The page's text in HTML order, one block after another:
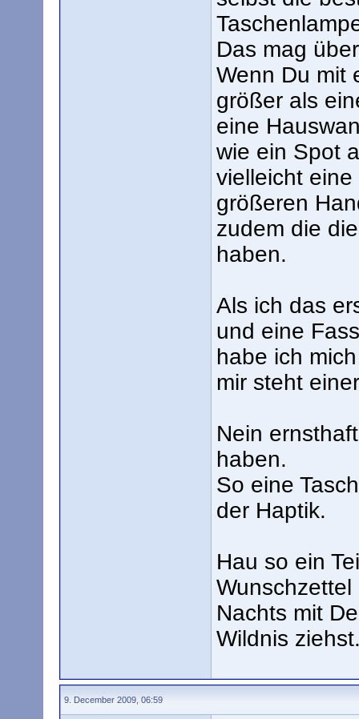
Das mag
Wenn Du mit
größer als
eine
wie ein Spot
vielleicht
größeren
zudem die
haben.
Als ich das
und eine
habe ich
mir steht
Nein
haben.
So eine
der Haptik.
Hau so ein
Nachts mit
Wildnis
9. December 2009, 06:59